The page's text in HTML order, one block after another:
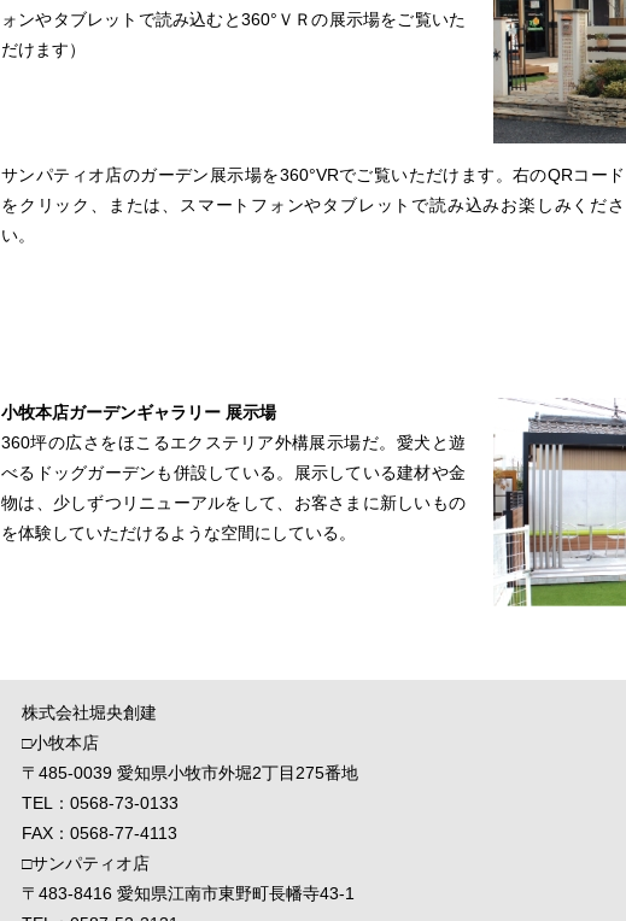
ォンやタブレットで読み込むと360°ＶＲの展示場をご覧いた
だけます）
サンパティオ店のガーデン展示場を360°VRでご覧いただけます。右のQRコード
をクリック、または、スマートフォンやタブレットで読み込みお楽しみくださ
い。
小牧本店ガーデンギャラリー 展示場
360坪の広さをほこるエクステリア外構展示場だ。愛犬と遊
べるドッグガーデンも併設している。展示している建材や金
物は、少しずつリニューアルをして、お客さまに新しいもの
を体験していただけるような空間にしている。
株式会社堀央創建
□小牧本店
〒485-0039 愛知県小牧市外堀2丁目275番地
TEL：0568-73-0133
FAX：0568-77-4113
□サンパティオ店
〒483-8416 愛知県江南市東野町長幡寺43-1